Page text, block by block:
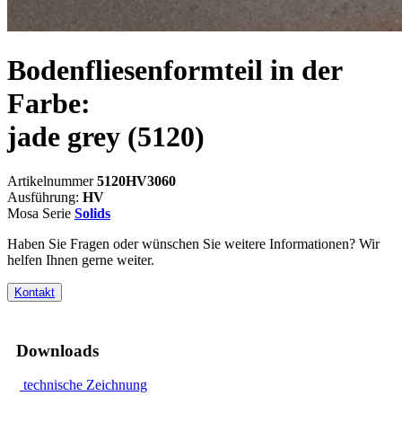
Bodenfliesenformteil in der
Farbe:
jade grey (5120)
Artikelnummer5120HV3060
Ausführung: HV
Mosa Serie Solids
Haben Sie Fragen oder wünschen Sie weitere Informationen? Wir
helfen Ihnen gerne weiter.
Kontakt
Downloads
technische Zeichnung